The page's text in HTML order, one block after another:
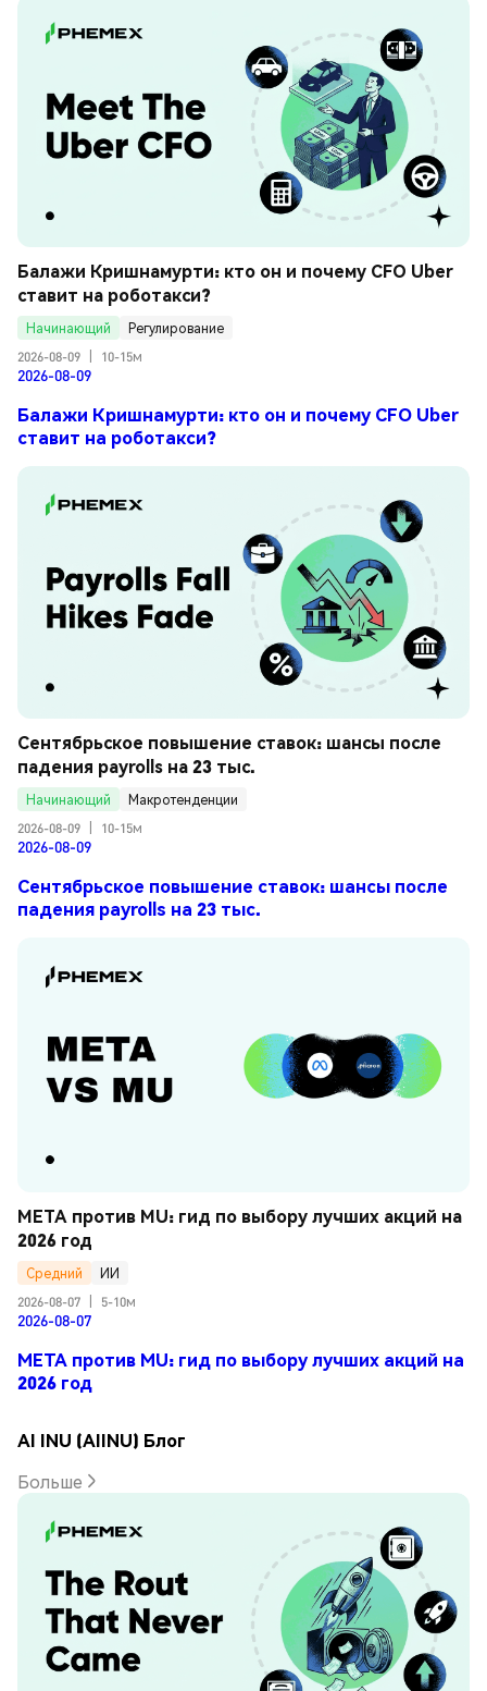
Балажи Кришнамурти: кто он и почему CFO Uber
ставит на роботакси?
Начинающий
Регулирование
2026-08-09
10-15м
2026-08-09
Балажи Кришнамурти: кто он и почему CFO Uber
ставит на роботакси?
Сентябрьское повышение ставок: шансы после
падения payrolls на 23 тыс.
Начинающий
Макротенденции
2026-08-09
10-15м
2026-08-09
Сентябрьское повышение ставок: шансы после
падения payrolls на 23 тыс.
META против MU: гид по выбору лучших акций на
2026 год
Средний
ИИ
2026-08-07
5-10м
2026-08-07
META против MU: гид по выбору лучших акций на
2026 год
AI INU (AIINU) Блог
Больше